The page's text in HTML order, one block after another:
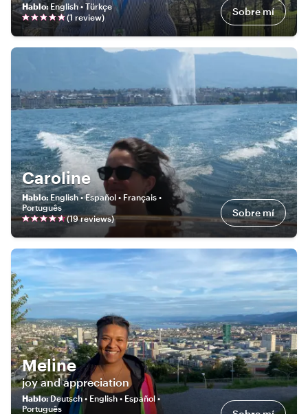
Hablo: English • Türkçe
(1 review) Sobre mí
Caroline
Hablo:English • Español • Français •
Português
(19reviews) Sobre mí
Meline
joy and appreciation
Hablo:Deutsch • English • Español •
Português